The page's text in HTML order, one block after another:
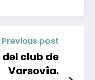
Previous post
club de
Varsovia.